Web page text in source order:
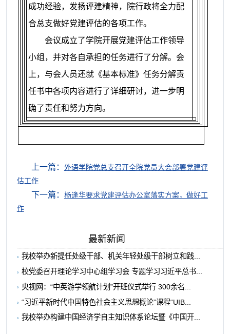
成功经验，发扬评建精神，院行政将全力配
合总支做好党建评估的各项工作。
会议成立了学院开展党建评估工作领导
小组，并对各自承担的任务进行了分解。会
上，与会人员还就《基本标准》任务分解责
任书中各项内容进行了详细研讨，进一步明
确了责任和努力方向。
上一篇： 外语学院党总支召开全院党员大会部署党建评
估工作
下一篇： 杨逢华要求党建评估办公室落实方案，做好工
作
最新新闻
我校举办新提任处级干部、机关年轻处级干部树立和践...
校党委召开理论学习中心组学习会 专题学习习近平总书...
央视网：“中英游学领航计划”开班仪式举行 300余名...
“习近平新时代中国特色社会主义思想概论”课程“UIB...
我校举办构建中国经济学自主知识体系论坛暨《中国开...